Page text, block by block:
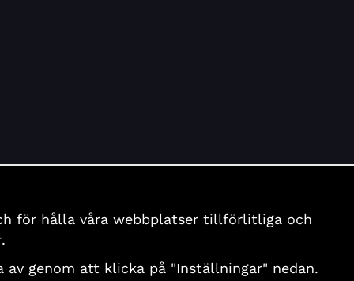
för hålla våra webbplatser tillförlitliga och
genom att klicka på "Inställningar" nedan.